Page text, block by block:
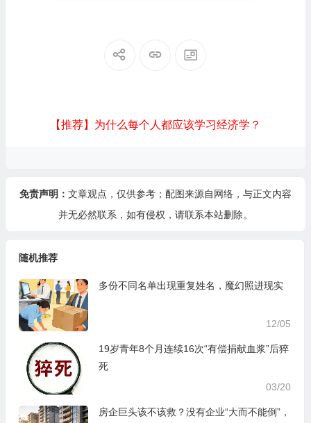
【推荐】为什么每个人都应该学习经济学？
免责声明： 文章观点，仅供参考；配图来源自网络，与正文内容
并无必然联系，如有侵权，请联系本站删除。
随机推荐
多份不同名单出现重复姓名，魔幻照进现实
12/05
19岁青年8个月连续16次“有偿捐献血浆”后猝
死
03/20
房企巨头该不该救？没有企业“大而不能倒”，